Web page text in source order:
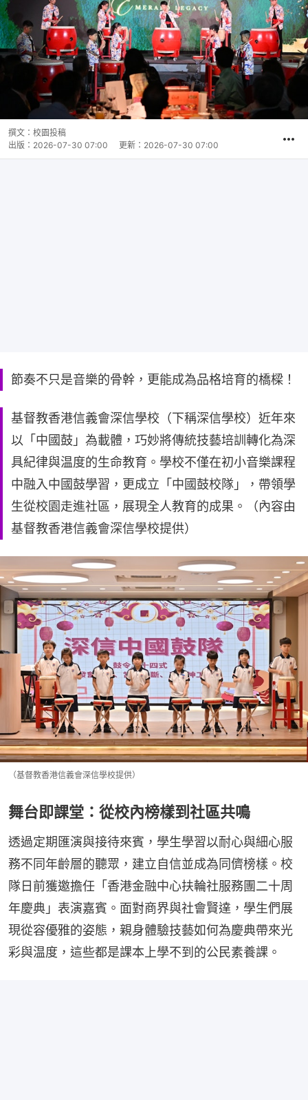
撰文： 校園投稿
出版： 2026-07-30 07:00 更新： 2026-07-30 07:00
節奏不只是音樂的骨幹，更能成為品格培育的橋樑！
基督教香港信義會深信學校（下稱深信學校）近年來
以「中國鼓」為載體，巧妙將傳統技藝培訓轉化為深
具紀律與温度的生命教育。學校不僅在初小音樂課程
中融入中國鼓學習，更成立「中國鼓校隊」，帶領學
生從校園走進社區，展現全人教育的成果。（內容由
基督教香港信義會深信學校提供）
（基督教香港信義會深信學校提供）
舞台即課堂：從校內榜樣到社區共鳴
透過定期匯演與接待來賓，學生學習以耐心與細心服
務不同年齡層的聽眾，建立自信並成為同儕榜樣。校
隊日前獲邀擔任「香港金融中心扶輪社服務團二十周
年慶典」表演嘉賓。面對商界與社會賢達，學生們展
現從容優雅的姿態，親身體驗技藝如何為慶典帶來光
彩與温度，這些都是課本上學不到的公民素養課。